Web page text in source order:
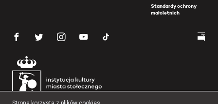
Standardy ochrony
małoletnich